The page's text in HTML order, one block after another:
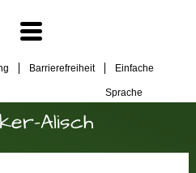
Barrierefreiheit Einfache
Sprache
Alisch